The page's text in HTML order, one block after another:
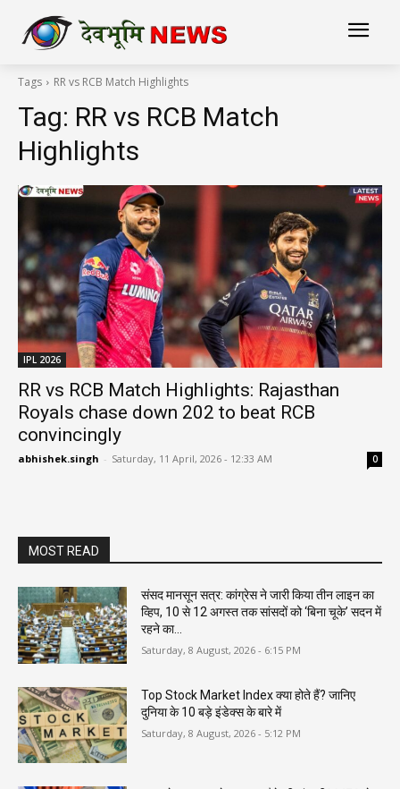
Tags RR vs RCB Match Highlights
Tag: RR vs RCB Match
Highlights
IPL 2026
RR vs RCB Match Highlights: Rajasthan
Royals chase down 202 to beat RCB
convincingly
abhishek.singh - Saturday, 11 April, 2026 - 12:33 AM 0
MOST READ
संसद मानसून सत्र: कांग्रेस ने जारी किया तीन लाइन का
व्हिप, 10 से 12 अगस्त तक सांसदों को ‘बिना चूके’ सदन में
रहने का...
Saturday, 8 August, 2026 - 6:15 PM
Top Stock Market Index क्या होते हैं? जानिए
दुनिया के 10 बड़े इंडेक्स के बारे में
Saturday, 8 August, 2026 - 5:12 PM